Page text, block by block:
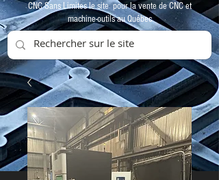
CNC Sans Limites le site pour la vente de CNC et
machine-outils au Québec